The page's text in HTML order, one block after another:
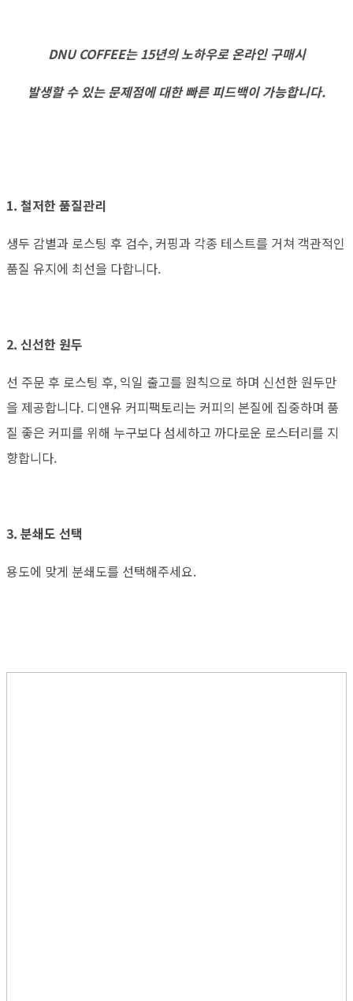
DNU COFFEE는 15년의 노하우로 온라인 구매시
발생할 수 있는 문제점에 대한 빠른 피드백이 가능합니다.
1. 철저한 품질관리
생두 감별과 로스팅 후 검수, 커핑과 각종 테스트를 거쳐 객관적인
품질 유지에 최선을 다합니다.
2. 신선한 원두
선 주문 후 로스팅 후, 익일 출고를 원칙으로 하며 신선한 원두만
을 제공합니다. 디앤유 커피팩토리는 커피의 본질에 집중하며 품
질 좋은 커피를 위해 누구보다 섬세하고 까다로운 로스터리를 지
향합니다.
3. 분쇄도 선택
용도에 맞게 분쇄도를 선택해주세요.